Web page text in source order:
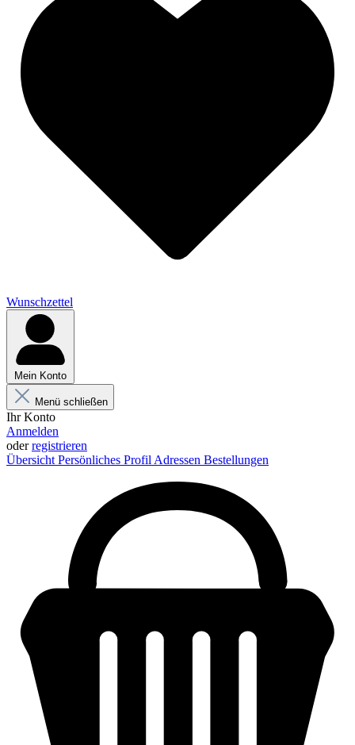
Wunschzettel
Mein Konto
Menü schließen
Ihr Konto
Anmelden
oderregistrieren
Übersicht Persönliches Profil Adressen Bestellungen